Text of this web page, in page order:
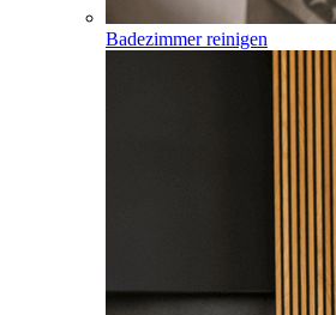
Badezimmer reinigen